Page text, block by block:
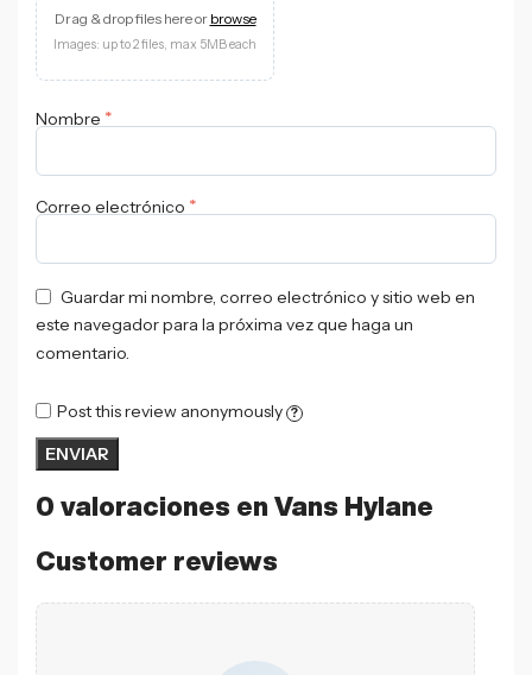
0 valoraciones en Vans Hylane
Customer reviews
Drag & drop files here or browse
Images: up to 2 files, max 5MB each
Nombre *
Correo electrónico *
Guardar mi nombre, correo electrónico y sitio web en
este navegador para la próxima vez que haga un
comentario.
Post this review anonymously ?